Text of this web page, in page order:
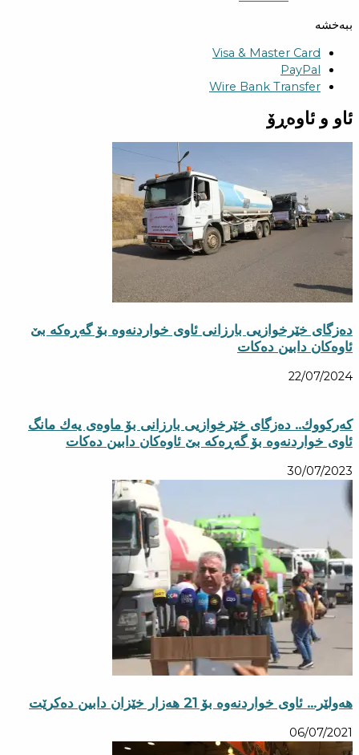
ببەخشە
Visa & Master Card
PayPal
Wire Bank Transfer
ئاو و ئاوەڕۆ
دەزگای خێرخوازیی بارزانی ئاوی خواردنەوە بۆ گەڕەكە بێ
ئاوەكان دابین دەكات
22/07/2024
كەركووك.. دەزگای خێرخوازیی بارزانی بۆ ماوەی یەك مانگ
ئاوی خواردنەوە بۆ گەڕەكە بێ ئاوەكان دابین دەكات
30/07/2023
هەولێر… ئاوی خواردنەوە بۆ 21 هەزار خێزان دابین دەكرێت
06/07/2021